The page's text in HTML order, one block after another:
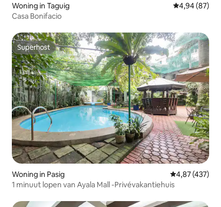
Woning in Taguig Gemiddelde
4,94 (87)
Casa Bonifacio
Superhost
Superhost
Woning in Pasig Gemiddelde
4,87 (437)
1 minuut lopen van Ayala Mall -Privévakantiehuis